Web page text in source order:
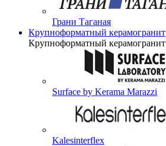
Грани Таганая
Крупноформатный керамогранит
Крупноформатный керамогранит
Surface by Kerama Marazzi
Kalesinterflex